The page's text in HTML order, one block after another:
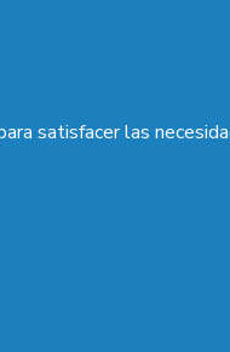
satisfacer las